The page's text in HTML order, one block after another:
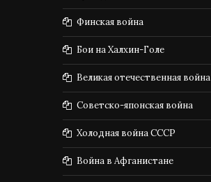
Финская война
Бои на Халхин-Голе
Великая отечественная война
Советско-японская война
Холодная война СССР
Война в Афганистане